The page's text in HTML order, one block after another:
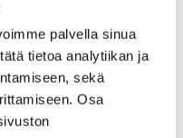
palvella sinua
tietoa analytiikan ja
sekä
Osa
kuulemisesta